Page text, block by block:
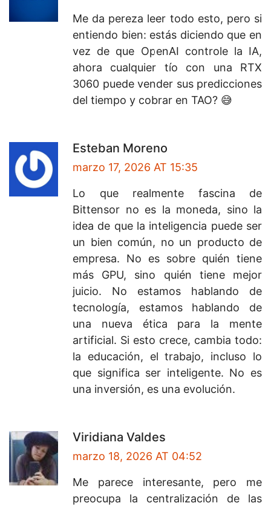
Me da pereza leer todo esto, pero si
entiendo bien: estás diciendo que en
vez de que OpenAI controle la IA,
ahora cualquier tío con una RTX
3060 puede vender sus predicciones
del tiempo y cobrar en TAO? 😅
Esteban Moreno
marzo 17, 2026 AT 15:35
Lo que realmente fascina de
Bittensor no es la moneda, sino la
idea de que la inteligencia puede ser
un bien común, no un producto de
empresa. No es sobre quién tiene
más GPU, sino quién tiene mejor
juicio. No estamos hablando de
tecnología, estamos hablando de
una nueva ética para la mente
artificial. Si esto crece, cambia todo:
la educación, el trabajo, incluso lo
que significa ser inteligente. No es
una inversión, es una evolución.
Viridiana Valdes
marzo 18, 2026 AT 04:52
Me parece interesante, pero me
preocupa la centralización de las